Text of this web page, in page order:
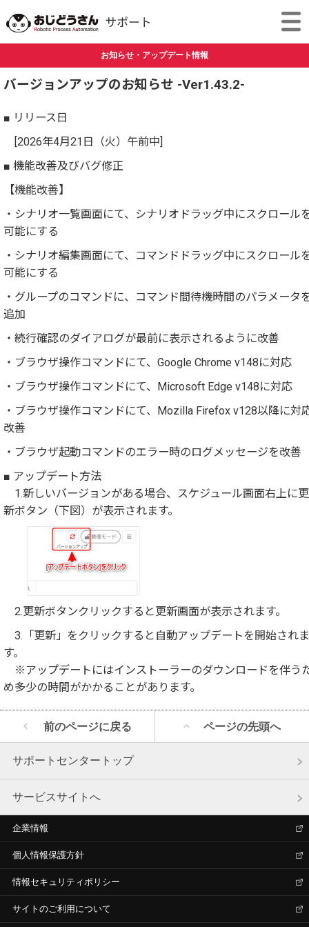
お知らせ・アップデート情報
バージョンアップのお知らせ -Ver1.43.2-
■ リリース日
[2026年4月21日（火）午前中]
■ 機能改善及びバグ修正
【機能改善】
・シナリオ一覧画面にて、シナリオドラッグ中にスクロール
可能にする
・シナリオ編集画面にて、コマンドドラッグ中にスクロール
可能にする
・グループのコマンドに、コマンド間待機時間のパラメータ
追加
・続行確認のダイアログが最前に表示されるように改善
・ブラウザ操作コマンドにて、Google Chrome v148に対応
・ブラウザ操作コマンドにて、Microsoft Edge v148に対応
・ブラウザ操作コマンドにて、Mozilla Firefox v128以降に対
改善
・ブラウザ起動コマンドのエラー時のログメッセージを改善
■ アップデート方法
1.新しいバージョンがある場合、スケジュール画面右上に更
新ボタン（下図）が表示されます。
2.更新ボタンクリックすると更新画面が表示されます。
3.「更新」をクリックすると自動アップデートを開始されま
す。
※アップデートにはインストーラーのダウンロードを伴う
め多少の時間がかかることがあります。
前のページに戻る ページの先頭へ
サポートセンタートップ
サービスサイトへ
企業情報
個人情報保護方針
情報セキュリティポリシー
サイトのご利用について